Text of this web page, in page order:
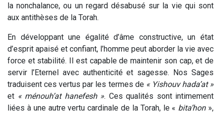
la nonchalance, ou un regard désabusé sur la vie qui sont
aux antithèses de la Torah.
En développant une égalité d’âme constructive, un état
d’esprit apaisé et confiant, l’homme peut aborder la vie avec
force et stabilité. Il est capable de maintenir son cap, et de
servir l’Eternel avec authenticité et sagesse. Nos Sages
traduisent ces vertus par les termes de « Yishouv hada’at »
et « ménouh’at hanefesh ». Ces qualités sont intimement
liées à une autre vertu cardinale de la Torah, le « bita’hon»,